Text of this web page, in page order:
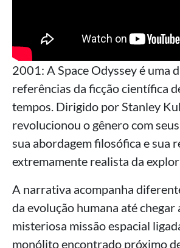
2001: A Space Odyssey é uma
referências da ficção científica
tempos. Dirigido por Stanley
revolucionou o gênero com
sua abordagem filosófica e sua
extremamente realista da
A narrativa acompanha
da evolução humana até chegar
misteriosa missão espacial
monólito encontrado próximo